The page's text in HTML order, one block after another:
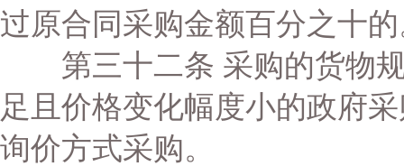
过原合同采购金额百分之十
第三十二条 采购的货物规
足且价格变化幅度小的政府
询价方式采购。